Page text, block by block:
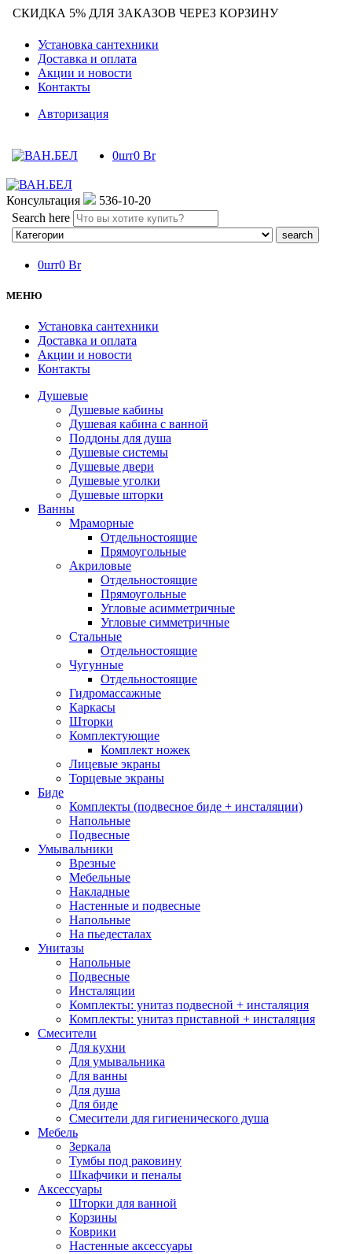
СКИДКА 5% ДЛЯ ЗАКАЗОВ ЧЕРЕЗ КОРЗИНУ
Установка сантехники
Доставка и оплата
Акции и новости
Контакты
Авторизация
0шт0 Br
Консультация
536-10-20
Search here
0шт0 Br
МЕНЮ
Установка сантехники
Доставка и оплата
Акции и новости
Контакты
Душевые
Душевые кабины
Душевая кабина с ванной
Поддоны для душа
Душевые системы
Душевые двери
Душевые уголки
Душевые шторки
Ванны
Мраморные
Отдельностоящие
Прямоугольные
Акриловые
Отдельностоящие
Прямоугольные
Угловые асимметричные
Угловые симметричные
Стальные
Отдельностоящие
Чугунные
Отдельностоящие
Гидромассажные
Каркасы
Шторки
Комплектующие
Комплект ножек
Лицевые экраны
Торцевые экраны
Биде
Комплекты (подвесное биде + инсталяции)
Напольные
Подвесные
Умывальники
Врезные
Мебельные
Накладные
Настенные и подвесные
Напольные
На пьедесталах
Унитазы
Напольные
Подвесные
Инсталяции
Комплекты: унитаз подвесной + инсталяция
Комплекты: унитаз приставной + инсталяция
Смесители
Для кухни
Для умывальника
Для ванны
Для душа
Для биде
Смесители для гигиенического душа
Мебель
Зеркала
Тумбы под раковину
Шкафчики и пеналы
Аксессуары
Шторки для ванной
Корзины
Коврики
Настенные аксессуары